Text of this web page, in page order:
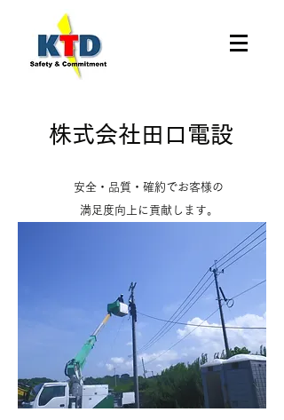
株式会社田口電設
安全・品質・確約でお客様の
満足度向上に貢献します。